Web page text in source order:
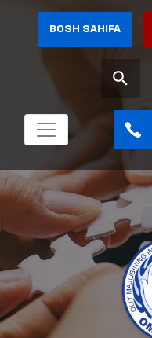
BOSH SAHIFA